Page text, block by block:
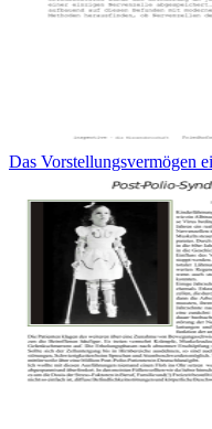
Das Vorstellungsvermögen